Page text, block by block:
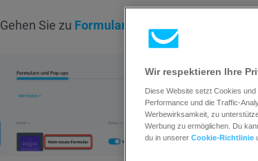
Gehen Sie zu Formulare und Pop-ups
Wir respektieren Ihre
Diese Website setzt Cookies
Performance und die Traffic-
Werbewirksamkeit, zu
Werbung zu ermöglichen. Du
du in unserer Cookie-Richtlinie